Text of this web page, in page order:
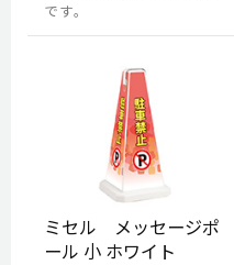
です。
ミセル メッセージポ
ール 小 ホワイト